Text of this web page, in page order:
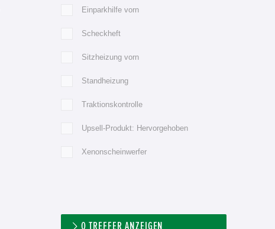
Einparkhilfe vorn
Scheckheft
Sitzheizung vorn
Standheizung
Traktionskontrolle
Upsell-Produkt: Hervorgehoben
Xenonscheinwerfer
0 TREFFER ANZEIGEN